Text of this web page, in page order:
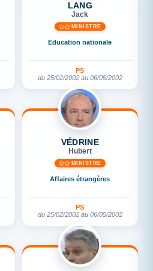
LANG
Jack
MINISTRE
Education nationale
PS
du 25/02/2002 au 06/05/2002
VÉDRINE
Hubert
MINISTRE
Affaires étrangères
PS
du 25/02/2002 au 06/05/2002